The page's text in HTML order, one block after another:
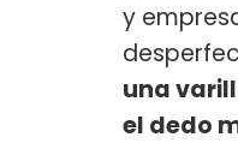
y
una
el dedo